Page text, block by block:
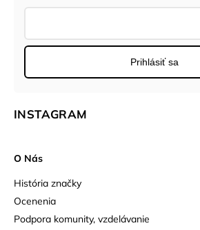
INSTAGRAM
Prihlásiť sa
O Nás
História značky
Ocenenia
Podpora komunity, vzdelávanie